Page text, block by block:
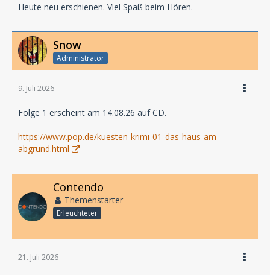
Heute neu erschienen. Viel Spaß beim Hören.
Snow
Administrator
9. Juli 2026
Folge 1 erscheint am 14.08.26 auf CD.
https://www.pop.de/kuesten-krimi-01-das-haus-am-
abgrund.html
Contendo
Themenstarter
Erleuchteter
21. Juli 2026